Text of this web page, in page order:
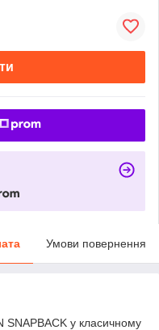
Умови повернення
SNAPBACK у класичному